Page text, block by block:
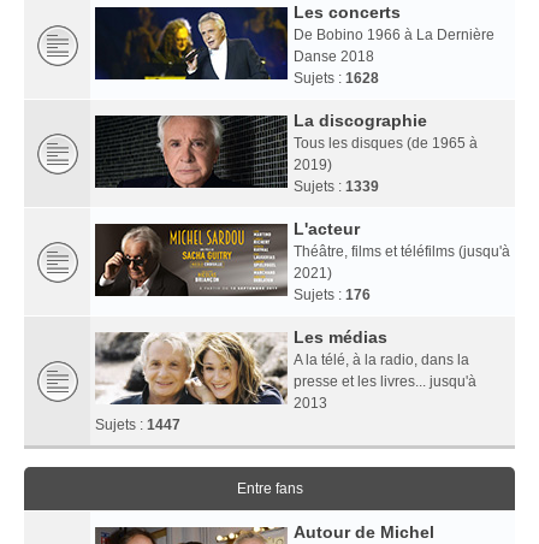
Les concerts
De Bobino 1966 à La Dernière
Danse 2018
Sujets : 1628
La discographie
Tous les disques (de 1965 à
2019)
Sujets : 1339
L'acteur
Théâtre, films et téléfilms (jusqu'à
2021)
Sujets : 176
Les médias
A la télé, à la radio, dans la
presse et les livres... jusqu'à
2013
Sujets : 1447
Entre fans
Autour de Michel